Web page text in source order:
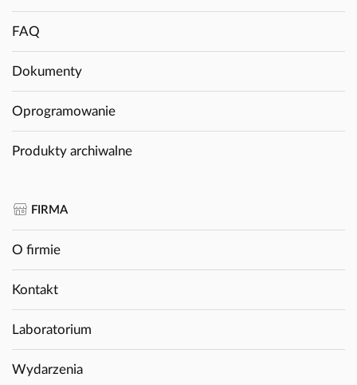
FAQ
Dokumenty
Oprogramowanie
Produkty archiwalne
FIRMA
O firmie
Kontakt
Laboratorium
Wydarzenia